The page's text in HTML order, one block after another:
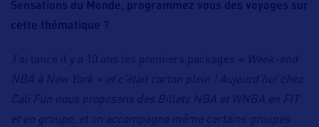
Sensations du Monde, programmez vous des voyages sur
cette thématique ?
J’ai lancé il y a 10 ans les premiers packages
« Week-end
NBA à New York » et c’était carton plein ! Aujourd’hui chez
Cali’Fun nous proposons des Billets NBA et WNBA en FIT
et en groupe, et on accompagne même certains groupes